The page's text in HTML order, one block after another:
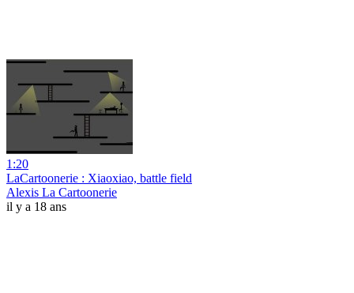
1:20
LaCartoonerie : Xiaoxiao, battle field
Alexis La Cartoonerie
il y a 18 ans